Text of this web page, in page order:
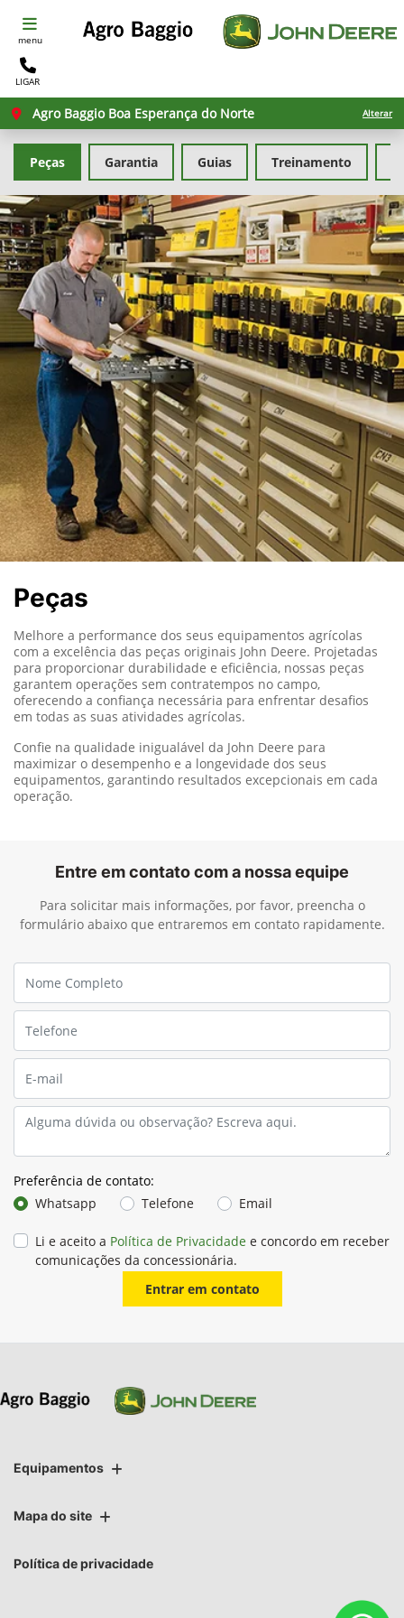
menu
LIGAR
Agro Baggio Boa Esperança do Norte Alterar
Peças Garantia Guias Treinamento
Peças
Melhore a performance dos seus equipamentos agrícolas
com a excelência das peças originais John Deere. Projetadas
para proporcionar durabilidade e eficiência, nossas peças
garantem operações sem contratempos no campo,
oferecendo a confiança necessária para enfrentar desafios
em todas as suas atividades agrícolas.
Confie na qualidade inigualável da John Deere para
maximizar o desempenho e a longevidade dos seus
equipamentos, garantindo resultados excepcionais em cada
operação.
Entre em contato com a nossa equipe
Para solicitar mais informações, por favor, preencha o
formulário abaixo que entraremos em contato rapidamente.
Preferência de contato:
Whatsapp
Telefone Email
Li e aceito a Política de Privacidade e concordo em receber
comunicações da concessionária.
Entrar em contato
Equipamentos
Mapa do site
Política de privacidade